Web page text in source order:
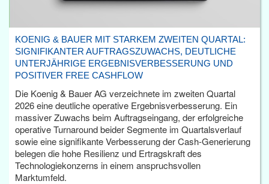
KOENIG & BAUER MIT STARKEM ZWEITEN QUARTAL:
SIGNIFIKANTER AUFTRAGSZUWACHS, DEUTLICHE
UNTERJÄHRIGE ERGEBNISVERBESSERUNG UND
POSITIVER FREE CASHFLOW
Die Koenig & Bauer AG verzeichnete im zweiten Quartal
2026 eine deutliche operative Ergebnisverbesserung. Ein
massiver Zuwachs beim Auftragseingang, der erfolgreiche
operative Turnaround beider Segmente im Quartalsverlauf
sowie eine signifikante Verbesserung der Cash-Generierung
belegen die hohe Resilienz und Ertragskraft des
Technologiekonzerns in einem anspruchsvollen
Marktumfeld.